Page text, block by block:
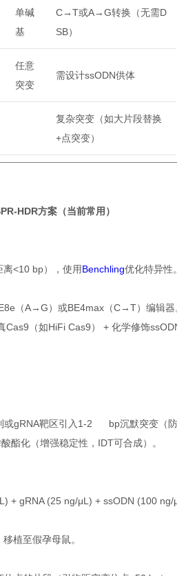
单碱
基
C→T或A→G转换（无需D
SB）
任意
突变
需设计ssODN供体
复杂突变（如大片段替换
+点突变）
HDR方案（当前常用）
<10 bp），使用Benchling优化特异性。
（A→G）或BE4max（C→T）编辑器。
Cas9（如HiFi Cas9） + 化学修饰ssODN
或gRNA靶区引入1-2 bp沉默突变（防
酸酯化（增强稳定性，IDT可合成）。
+ gRNA (25 ng/μL) + ssODN (100 ng/
植至假孕母鼠。